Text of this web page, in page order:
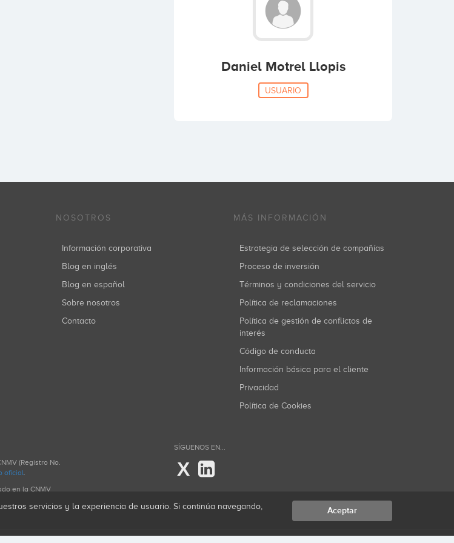
Daniel Motrel Llopis
USUARIO
NOSOTROS
Información corporativa
Blog en inglés
Blog en español
Sobre nosotros
Contacto
MÁS INFORMACIÓN
Estrategia de selección de compañías
Proceso de inversión
Términos y condiciones del servicio
Política de reclamaciones
Política de gestión de conflictos de
interés
Código de conducta
Información básica para el cliente
Privacidad
Política de Cookies
(Registro No.
oficial.
en la CNMV
SÍGUENOS EN...
X
servicios y la experiencia de usuario. Si continúa navegando,
Aceptar